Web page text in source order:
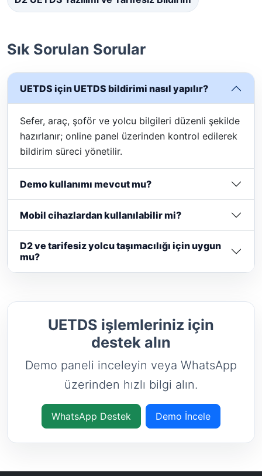
Sık Sorulan Sorular
UETDS için UETDS bildirimi nasıl yapılır?
Sefer, araç, şoför ve yolcu bilgileri düzenli şekilde
hazırlanır; online panel üzerinden kontrol edilerek
bildirim süreci yönetilir.
Demo kullanımı mevcut mu?
Mobil cihazlardan kullanılabilir mi?
D2 ve tarifesiz yolcu taşımacılığı için uygun
mu?
UETDS işlemleriniz için
destek alın
Demo paneli inceleyin veya WhatsApp
üzerinden hızlı bilgi alın.
WhatsApp Destek Demo İncele